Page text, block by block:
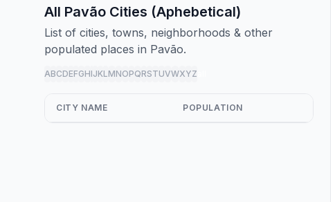
All Pavão Cities (Aphebetical)
List of cities, towns, neighborhoods & other
populated places in Pavão.
ABCDEFGHIJKLMNOPQRSTUVWXYZ
CITY NAME POPULATION